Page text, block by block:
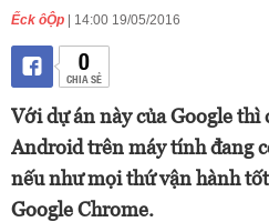
Ếck ôỘp | 14:00 19/05/2016
0
CHIA SẺ
Với dự án này của Google thì
Android trên máy tính đang
nếu như mọi thứ vận hành
Google Chrome.